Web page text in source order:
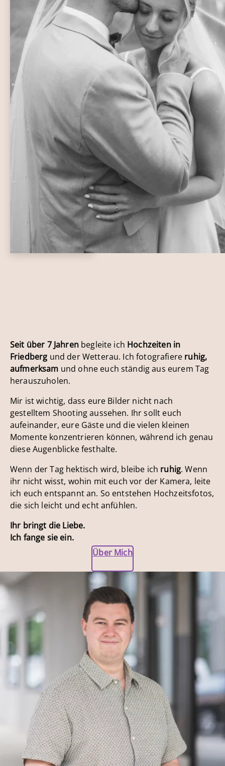
Seit über 7 Jahrenbegleite ich Hochzeiten in
Friedberg und der Wetterau. Ich fotografiere ruhig,
aufmerksam und ohne euch ständig aus eurem Tag
herauszuholen.
Mir ist wichtig, dass eure Bilder nicht nach
gestelltem Shooting aussehen. Ihr sollt euch
aufeinander, eure Gäste und die vielen kleinen
Momente konzentrieren können, während ich genau
diese Augenblicke festhalte.
Wenn der Tag hektisch wird, bleibe ich ruhig. Wenn
ihr nicht wisst, wohin mit euch vor der Kamera, leite
ich euch entspannt an. So entstehen Hochzeitsfotos,
die sich leicht und echt anfühlen.
Ihr bringt die Liebe.
Ich fange sie ein.
Über Mich